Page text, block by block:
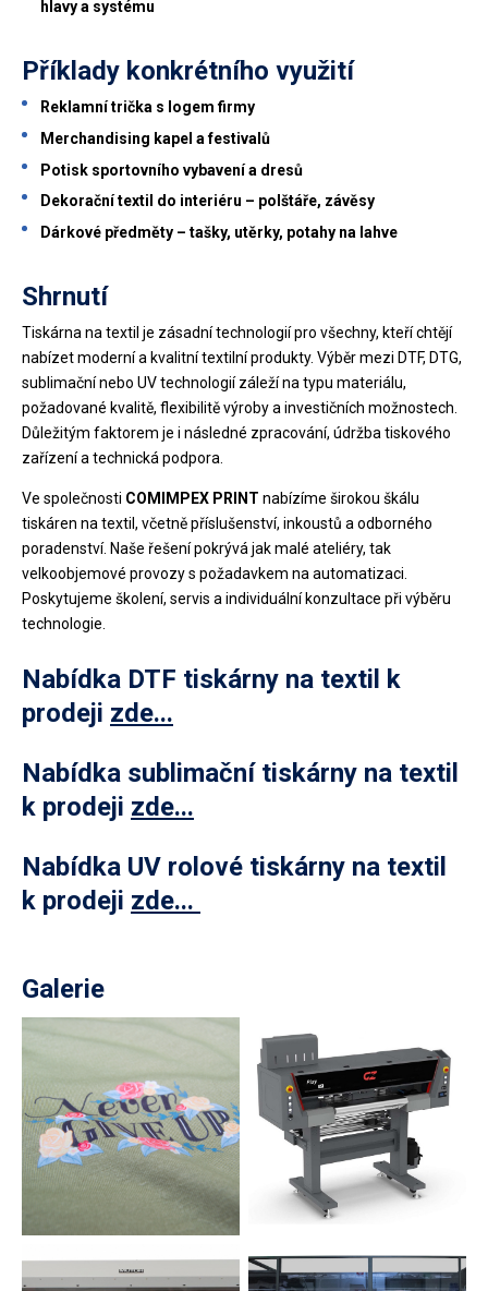
hlavy a systému
Příklady konkrétního využití
Reklamní trička s logem firmy
Merchandising kapel a festivalů
Potisk sportovního vybavení a dresů
Dekorační textil do interiéru – polštáře, závěsy
Dárkové předměty – tašky, utěrky, potahy na lahve
Shrnutí
Tiskárna na textil je zásadní technologií pro všechny, kteří chtějí
nabízet moderní a kvalitní textilní produkty. Výběr mezi DTF, DTG,
sublimační nebo UV technologií záleží na typu materiálu,
požadované kvalitě, flexibilitě výroby a investičních možnostech.
Důležitým faktorem je i následné zpracování, údržba tiskového
zařízení a technická podpora.
Ve společnosti COMIMPEX PRINT nabízíme širokou škálu
tiskáren na textil, včetně příslušenství, inkoustů a odborného
poradenství. Naše řešení pokrývá jak malé ateliéry, tak
velkoobjemové provozy s požadavkem na automatizaci.
Poskytujeme školení, servis a individuální konzultace při výběru
technologie.
Nabídka DTF tiskárny na textil k
prodeji zde...
Nabídka sublimační tiskárny na textil
k prodeji zde...
Nabídka UV rolové tiskárny na textil
k prodeji zde...
Galerie